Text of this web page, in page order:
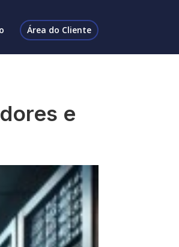
Área do Cliente
e